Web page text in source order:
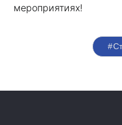
мероприятиях!